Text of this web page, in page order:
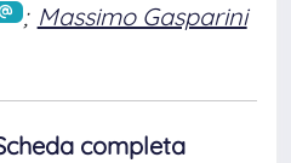
; Massimo Gasparini
completa